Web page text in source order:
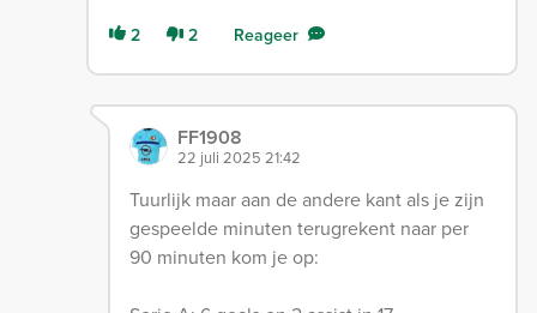
2 2 Reageer
FF1908
22 juli 2025 21:42
Tuurlijk maar aan de andere kant als je zijn
gespeelde minuten terugrekent naar per
90 minuten kom je op: